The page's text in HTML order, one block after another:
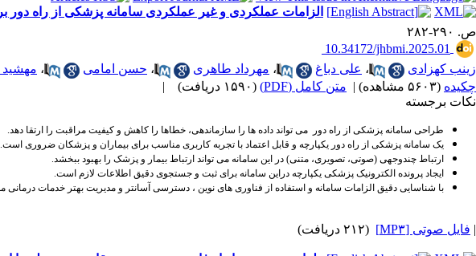
الزامات عملکردی و غیر عملکردی سامانه پزشکی از راه دور
ص. ۲۹۰-۲۸۲
‎ 10.34172/jhbmi.2025.01
زینب کهزادی
، علی دباغ ، مهرداد طاهری ، حسن امامی ،
چکیده (۵۶۰۳ مشاهده) | متن کامل (PDF) (۱۵۹۰ دریافت)
|
نکات برجسته
طراحی سامانه پزشکی از راه دور می تواند داده ها را سازماندهی، خطاها را کاهش و کیفیت مراقبت را ارتقا دهد
یک سامانه پزشکی از راه دور یکپارچه و قابل اعتماد با تجربه کاربری مناسب برای بیماران و پزشکان ضروری است
ارتباط چندوجهی (صوتی، تصویری، متنی) در این سامانه می تواند ارتباط بیمار و پزشک را بهبود ببخشد
ایجاد پرونده الکترونیک پزشکی یکپارچه دراین سامانه برای ثبت و جستجوی دقیق اطلاعات لازم است
با شناسایی دقیق الزامات سامانه و استفاده از فناوری های نوین ، دسترسی آسانتر و مدیریت بهتر خدمات
| فایل صوتی [MP۳] (۲۱۲ دریافت)